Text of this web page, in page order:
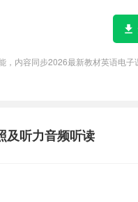
内容同步2026最新教材英语电子
听力音频听读